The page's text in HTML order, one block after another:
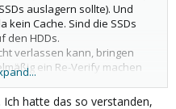
auslagern sollte). Und
kein Cache. Sind die SSDs
den HDDs.
verlassen kann, bringen
ein Re-Verify machen
lesen und neu hashen.
lesen. Zum Teil kann da
hatte das so verstanden,